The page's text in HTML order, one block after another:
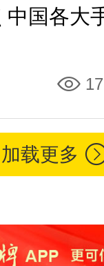
中国各大
加载更多